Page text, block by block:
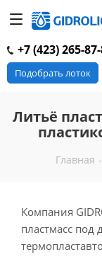
+7 (423) 265-
Подобрать лоток
Литьё
Главная -
Компания
пластмасс